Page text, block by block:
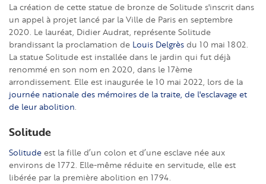
La création de cette statue de bronze de Solitude s'inscrit dans
un appel à projet lancé par la Ville de Paris en septembre
2020. Le lauréat, Didier Audrat, représente Solitude
brandissant la proclamation de Louis Delgrès du 10 mai 1802.
La statue Solitude est installée dans le jardin qui fut déjà
renommé en son nom en 2020, dans le 17ème
arrondissement. Elle est inaugurée le 10 mai 2022, lors de la
journée nationale des mémoires de la traite, de l'esclavage et
de leur abolition
Solitude
Solitude est la fille d’un colon et d’une esclave née aux
environs de 1772. Elle-même réduite en servitude, elle est
libérée par la première abolition en 1794.